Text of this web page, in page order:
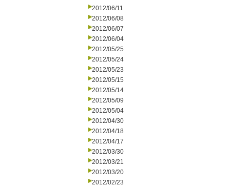
2012/06/11
2012/06/08
2012/06/07
2012/06/04
2012/05/25
2012/05/24
2012/05/23
2012/05/15
2012/05/14
2012/05/09
2012/05/04
2012/04/30
2012/04/18
2012/04/17
2012/03/30
2012/03/21
2012/03/20
2012/02/23